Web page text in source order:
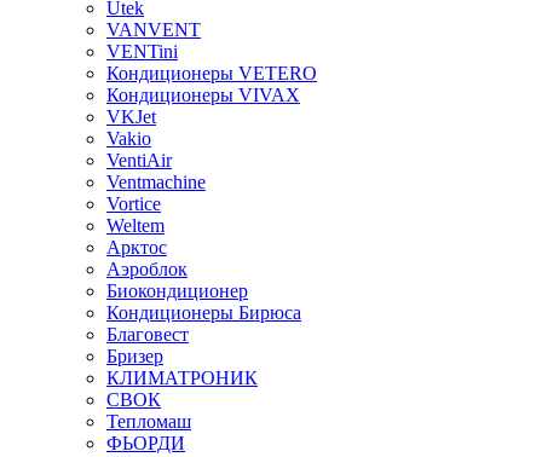
Utek
VANVENT
VENTini
Кондиционеры VETERO
Кондиционеры VIVAX
VKJet
Vakio
VentiAir
Ventmachine
Vortice
Weltem
Арктос
Аэроблок
Биокондиционер
Кондиционеры Бирюса
Благовест
Бризер
КЛИМАТРОНИК
СВОК
Тепломаш
ФЬОРДИ